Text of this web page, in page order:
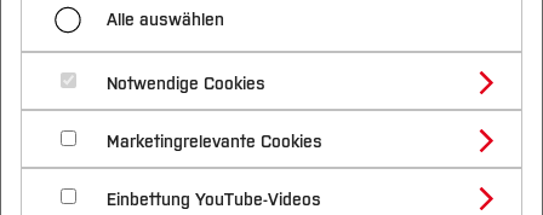
Studienangebote
Bachelorstudiengänge
Masterstudiengänge
Vor dem Studium
Bewerben & Einschreiben
Bewerbungsportal
Im Studium
Studienbüros und Prüfungen
Nach dem Studium
Forschung & Transfer
Profil
Forschungs- und Transferprofil
Schwerpunkte (FuT)
Beratung & Förderung
Nachhaltigkeit
Nachhaltigkeit studieren
International
07.10.2026, 09:00 Uhr - 11:00 Uhr
Termin speichern (.ics)
Ort:Mensaempore,
Hochschule Bochum
Liebe Fachschaften, liebes AStA-
Alle auswählen
Notwendige Cookies
Marketingrelevante Cookies
Einbettung YouTube-Videos